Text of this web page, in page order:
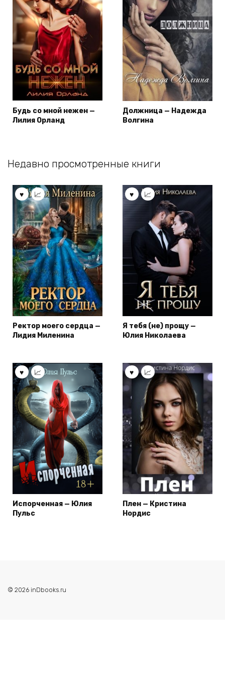
Будь со мной нежен —
Лилия Орланд
Должница — Надежда
Волгина
Недавно просмотренные книги
Ректор моего сердца —
Лидия Миленина
Я тебя (не) прощу —
Юлия Николаева
Испорченная — Юлия
Пульс
Плен — Кристина
Нордис
© 2026 inDbooks.ru